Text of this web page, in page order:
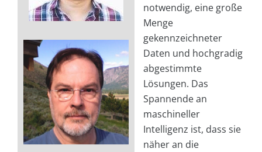
notwendig, eine große
Menge
gekennzeichneter
Daten und hochgradig
abgestimmte
Lösungen. Das
Spannende an
maschineller
Intelligenz ist, dass sie
näher an die